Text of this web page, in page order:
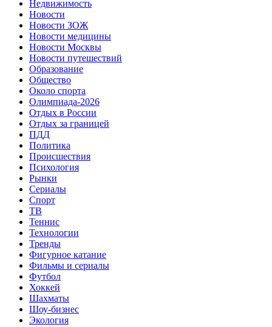
Недвижимость
Новости
Новости ЗОЖ
Новости медицины
Новости Москвы
Новости путешествий
Образование
Общество
Около спорта
Олимпиада-2026
Отдых в России
Отдых за границей
ПДД
Политика
Происшествия
Психология
Рынки
Сериалы
Спорт
ТВ
Теннис
Технологии
Тренды
Фигурное катание
Фильмы и сериалы
Футбол
Хоккей
Шахматы
Шоу-бизнес
Экология